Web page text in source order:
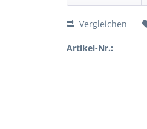
Vergleichen
Artikel-Nr.: